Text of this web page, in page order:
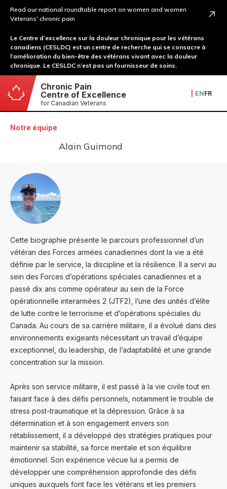
Read our national roundtable report on women and women
Veterans' chronic pain
Le Centre d’excellence sur la douleur chronique pour les vétérans
canadiens (CESLDC) est un centre de recherche qui se consacre à
l’amélioration du bien-être des vétérans vivant avec la douleur
chronique. Le CESLDC n’est pas un fournisseur de soins.
Chronic Pain
Centre of Excellence
for Canadian Veterans
ENFR
Notre équipe
Alain Guimond
Cette biographie présente le parcours professionnel d’un
vétéran des Forces armées canadiennes dont la vie a été
définie par le service, la discipline et la résilience. Il a servi au
sein des Forces d’opérations spéciales canadiennes et a
passé dix ans comme opérateur au sein de la Force
opérationnelle interarmées 2 (JTF2), l’une des unités d’élite
de lutte contre le terrorisme et d’opérations spéciales du
Canada. Au cours de sa carrière militaire, il a évolué dans des
environnements exigeants nécessitant un travail d’équipe
exceptionnel, du leadership, de l’adaptabilité et une grande
concentration sur la mission.
Après son service militaire, il est passé à la vie civile tout en
faisant face à des défis personnels, notamment le trouble de
stress post-traumatique et la dépression. Grâce à sa
détermination et à son engagement envers son
rétablissement, il a développé des stratégies pratiques pour
maintenir sa stabilité, sa force mentale et son équilibre
émotionnel. Son expérience vécue lui a permis de
développer une compréhension approfondie des défis
uniques auxquels font face les vétérans et les premiers